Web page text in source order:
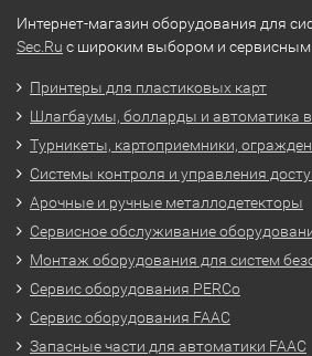
Интернет-магазин оборудования для
Sec.Ru с широким выбором и сервисным
Принтеры для пластиковых карт
Шлагбаумы, болларды и автоматика
Турникеты, картоприемники,
Системы контроля и управления
Арочные и ручные металлодетекторы
Сервисное обслуживание
Монтаж оборудования для систем
Сервис оборудования PERCo
Сервис оборудования FAAC
Запасные части для автоматики FAAC